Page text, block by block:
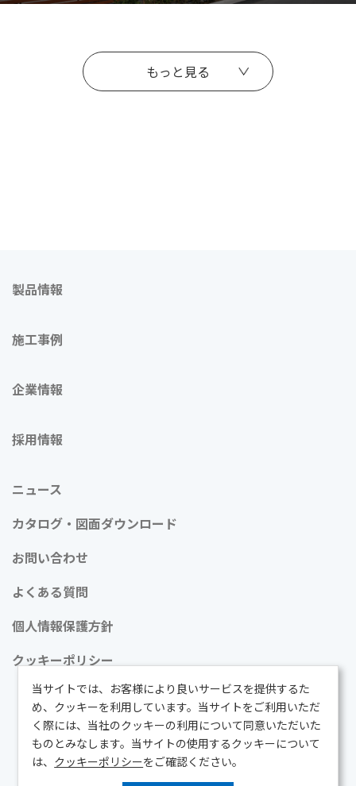
もっと見る
製品情報
施工事例
企業情報
採用情報
ニュース
カタログ・図面ダウンロード
お問い合わせ
よくある質問
個人情報保護方針
クッキーポリシー
Copyright © KOHRI LEASE Co.,Ltd. All Rights Reserved.
当サイトでは、お客様により良いサービスを提供するた
め、クッキーを利用しています。当サイトをご利用いただ
く際には、当社のクッキーの利用について同意いただいた
ものとみなします。当サイトの使用するクッキーについて
は、 クッキーポリシーをご確認ください。